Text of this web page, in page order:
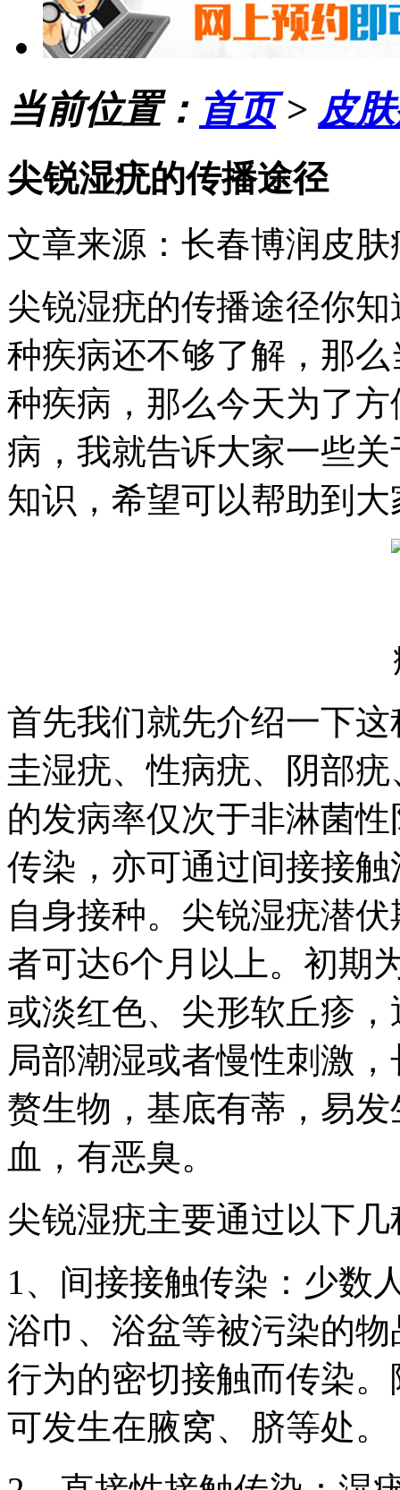
当前位置： 首页> 皮
尖锐湿疣的传播途径
文章来源：长春博润皮肤
尖锐湿疣的传播途径你
种疾病还不够了解，那
种疾病，那么今天为了
病，我就告诉大家一些
知识，希望可以帮助到大
首先我们就先介绍一下
圭湿疣、性病疣、阴部
的发病率仅次于非淋菌
传染，亦可通过间接接
自身接种。尖锐湿疣潜
者可达6个月以上。初期
或淡红色、尖形软丘疹
局部潮湿或者慢性刺激
赘生物，基底有蒂，易
血，有恶臭。
尖锐湿疣主要通过以下
1、间接接触传染：少数
浴巾、浴盆等被污染的
行为的密切接触而传染
可发生在腋窝、脐等处。